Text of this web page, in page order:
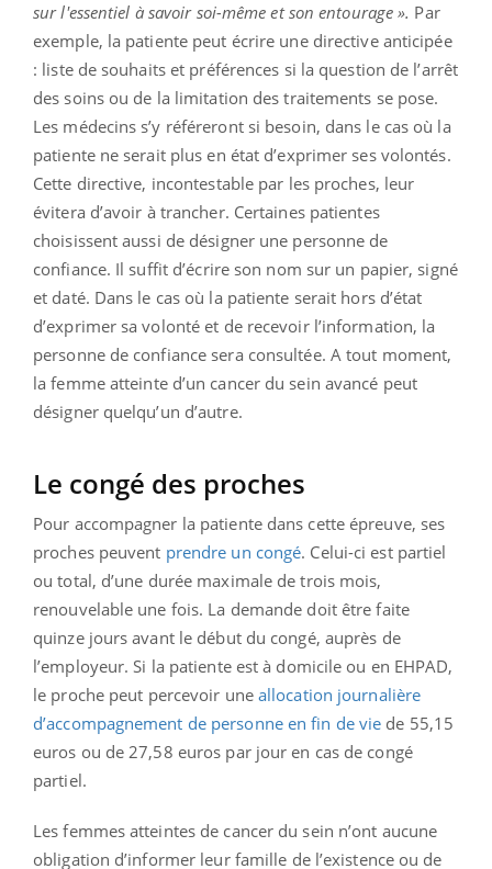
sur l'essentiel à savoir soi-même et son entourage ». Par
exemple, la patiente peut écrire une directive anticipée
: liste de souhaits et préférences si la question de l’arrêt
des soins ou de la limitation des traitements se pose.
Les médecins s’y référeront si besoin, dans le cas où la
patiente ne serait plus en état d’exprimer ses volontés.
Cette directive, incontestable par les proches, leur
évitera d’avoir à trancher. Certaines patientes
choisissent aussi de désigner une personne de
confiance. Il suffit d’écrire son nom sur un papier, signé
et daté. Dans le cas où la patiente serait hors d’état
d’exprimer sa volonté et de recevoir l’information, la
personne de confiance sera consultée. A tout moment,
la femme atteinte d’un cancer du sein avancé peut
désigner quelqu’un d’autre.
Le congé des proches
Pour accompagner la patiente dans cette épreuve, ses
proches peuvent prendre un congé. Celui-ci est partiel
ou total, d’une durée maximale de trois mois,
renouvelable une fois. La demande doit être faite
quinze jours avant le début du congé, auprès de
l’employeur. Si la patiente est à domicile ou en EHPAD,
le proche peut percevoir une allocation journalière
d’accompagnement de personne en fin de vie de 55,15
euros ou de 27,58 euros par jour en cas de congé
partiel.
Les femmes atteintes de cancer du sein n’ont aucune
obligation d’informer leur famille de l’existence ou de